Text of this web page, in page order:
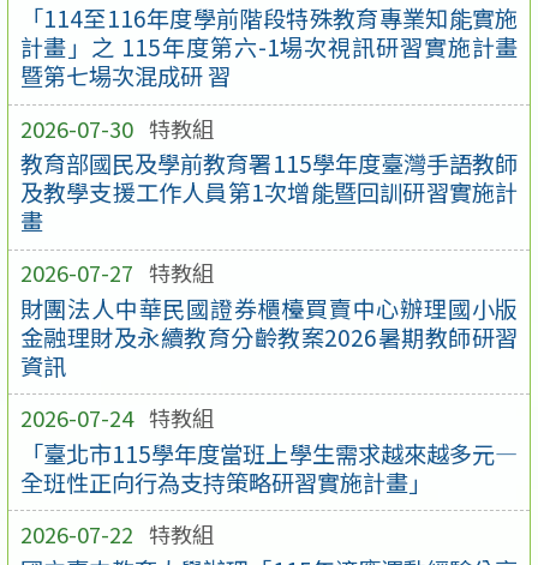
「114至116年度學前階段特殊教育專業知能實施
計畫」之 115年度第六-1場次視訊研習實施計畫
暨第七場次混成研 習
2026-07-30 特教組
教育部國民及學前教育署115學年度臺灣手語教師
及教學支援工作人員第1次增能暨回訓研習實施計
畫
2026-07-27 特教組
財團法人中華民國證券櫃檯買賣中心辦理國小版
金融理財及永續教育分齡教案2026暑期教師研習
資訊
2026-07-24 特教組
「臺北市115學年度當班上學生需求越來越多元—
全班性正向行為支持策略研習實施計畫」
2026-07-22 特教組